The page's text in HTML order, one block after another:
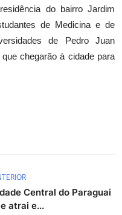
do bairro Jardim
de Medicina e de
de Pedro Juan
chegarão à cidade para
Central do Paraguai
atrai e...